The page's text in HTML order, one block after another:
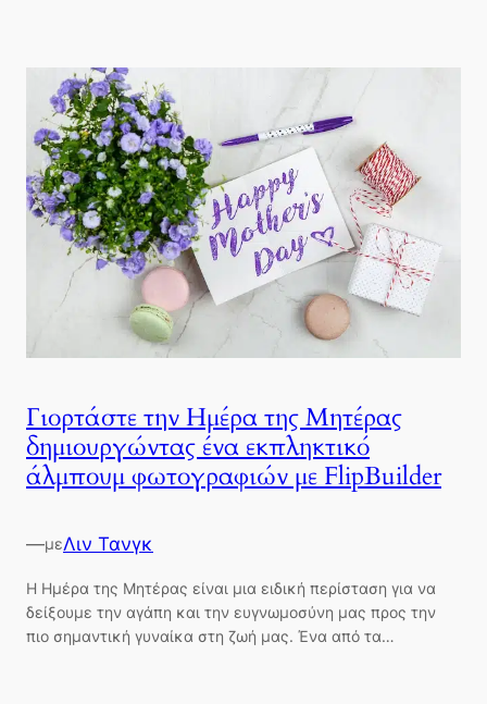
Γιορτάστε την Ημέρα της Μητέρας
δημιουργώντας ένα εκπληκτικό
άλμπουμ φωτογραφιών με FlipBuilder
—μεΛιν Τανγκ
Η Ημέρα της Μητέρας είναι μια ειδική περίσταση για να
δείξουμε την αγάπη και την ευγνωμοσύνη μας προς την
πιο σημαντική γυναίκα στη ζωή μας. Ένα από τα…